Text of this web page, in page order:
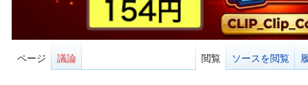
ページ 議論 閲覧 ソースを閲覧